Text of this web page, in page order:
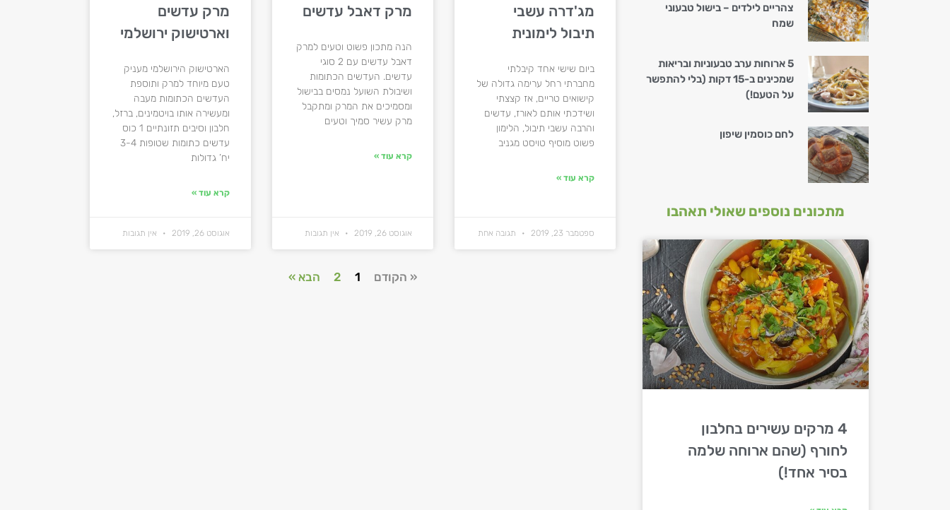
צהריים לילדים – בישול טבעוני
שמח
5 ארוחות ערב טבעוניות ובריאות
שמכינים ב-15 דקות (בלי להתפשר
על הטעם!)
לחם כוסמין שיפון
מתכונים נוספים שאולי תאהבו
4 מרקים עשירים בחלבון
לחורף (שהם ארוחה שלמה
בסיר אחד!)
מג'דרה עשבי
תיבול לימונית
ביום שישי אחד קיבלתי
מחברתי רחל ערימה גדולה של
קישואים טריים, אז קצצתי
ושידכתי אותם לאורז, עדשים
והרבה עשבי תיבול, הלימון
פשוט מוסיף טויסט מגניב
קרא עוד »
ספטמבר 23, 2019 תגובה אחת
מרק דאבל עדשים
הנה מתכון פשוט וטעים למרק
דאבל עדשים עם 2 סוגי
עדשים. העדשים הכתומות
ושיבולת השועל נמסים בבישול
ומסמיכים את המרק ומתקבל
מרק עשיר סמיך וטעים
קרא עוד »
אוגוסט 26, 2019 אין תגובות
מרק עדשים
וארטישוק ירושלמי
הארטישוק הירושלמי מעניק
טעם מיוחד למרק ותוספת
העדשים הכתומות מעבה
ומעשירה אותו בויטמינים, ברזל,
חלבון וסיבים תזונתיים 1 כוס
עדשים כתומות שטופות 3-4
יח’ גדולות
קרא עוד »
אוגוסט 26, 2019 אין תגובות
« הקודם 1
2 הבא »